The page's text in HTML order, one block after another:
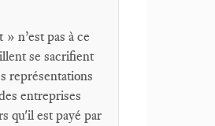
n’est pas à ce
se sacrifient
représentations
entreprises
qu'il est payé par